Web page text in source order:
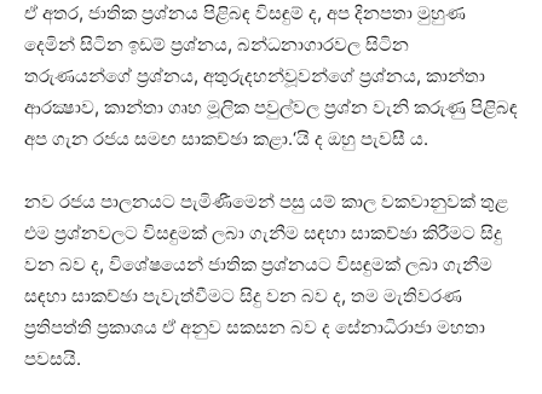
ඒ අතර, ජාතික ප්‍රශ්නය පිළිබඳ විසඳුම් ද, අප දිනපතා මුහුණ
දෙමින් සිටින ඉඩම් ප්‍රශ්නය, බන්‍ධනාගාරවල සිටින
තරුණයන්ගේ ප්‍රශ්නය, අතුරුදහන්වූවන්ගේ ප්‍රශ්නය, කාන්තා
ආරක්‍ෂාව, කාන්තා ගෘහ මූලික පවුල්වල ප්‍රශ්න වැනි කරුණු පිළිබඳ
අප ගැන රජය සමඟ සාකච්ඡා කළා.‘යි ද ඔහු පැවසී ය.
නව රජය පාලනයට පැමිණීමෙන් පසු යම් කාල වකවානුවක් තුළ
එම ප්‍රශ්නවලට විසඳුමක් ලබා ගැනීම සඳහා සාකච්ඡා කිරීමට සිදු
වන බව ද, විශේෂයෙන් ජාතික ප්‍රශ්නයට විසඳුමක් ලබා ගැනීම
සඳහා සාකච්ඡා පැවැත්වීමට සිදු වන බව ද, තම මැතිවරණ
ප්‍රතිපත්ති ප්‍රකාශය ඒ අනුව සකසන බව ද සේනාධිරාජා මහතා
පවසයි.